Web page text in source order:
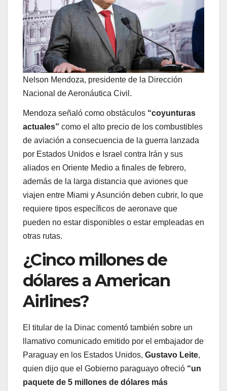
Nelson Mendoza, presidente de la Dirección
Nacional de Aeronáutica Civil.
Mendoza señaló como obstáculos “coyunturas
actuales” como el alto precio de los combustibles
de aviación a consecuencia de la guerra lanzada
por Estados Unidos e Israel contra Irán y sus
aliados en Oriente Medio a finales de febrero,
además de la larga distancia que aviones que
viajen entre Miami y Asunción deben cubrir, lo que
requiere tipos específicos de aeronave que
pueden no estar disponibles o estar empleadas en
otras rutas.
¿Cinco millones de
dólares a American
Airlines?
El titular de la Dinac comentó también sobre un
llamativo comunicado emitido por el embajador de
Paraguay en los Estados Unidos, Gustavo Leite,
quien dijo que el Gobierno paraguayo ofreció “un
paquete de 5 millones de dólares más